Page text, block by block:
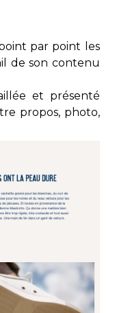
par point les
de son contenu
et présenté
propos, photo,